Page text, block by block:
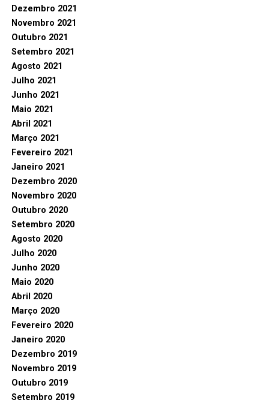
Dezembro 2021
Novembro 2021
Outubro 2021
Setembro 2021
Agosto 2021
Julho 2021
Junho 2021
Maio 2021
Abril 2021
Março 2021
Fevereiro 2021
Janeiro 2021
Dezembro 2020
Novembro 2020
Outubro 2020
Setembro 2020
Agosto 2020
Julho 2020
Junho 2020
Maio 2020
Abril 2020
Março 2020
Fevereiro 2020
Janeiro 2020
Dezembro 2019
Novembro 2019
Outubro 2019
Setembro 2019